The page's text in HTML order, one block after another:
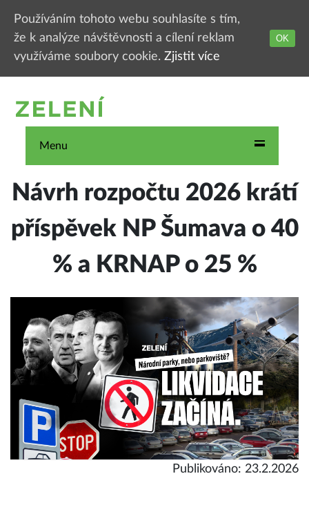
Menu
Návrh rozpočtu 2026 krátí
příspěvek NP Šumava o 40
% a KRNAP o 25 %
Publikováno: 23.2.2026
Používáním tohoto webu souhlasíte s tím,
že k analýze návštěvnosti a cílení reklam
využíváme soubory cookie. Zjistit více
OK